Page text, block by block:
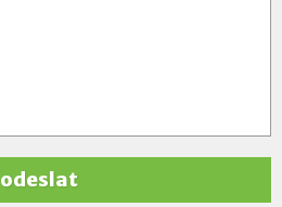
odeslat